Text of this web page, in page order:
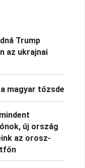
Trump
az ukrajnai
magyar tőzsde
új ország
az orosz-